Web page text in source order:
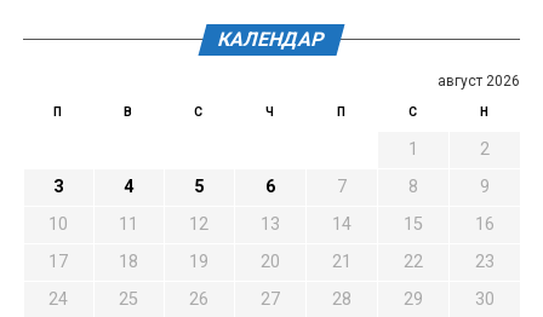
КАЛЕНДАР
август 2026
П В С Ч П С Н
1
2
3
4 5 6 7 8
9
10
11 12 13 14 15
16
17
18 19 20 21 22
23
24
25 26 27 28 29 30